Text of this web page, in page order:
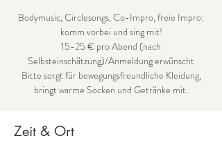
Bodymusic, Circlesongs, Co-Impro, freie Impro:
komm vorbei und sing mit!
15-25 € pro Abend (nach
Selbsteinschätzung)/Anmeldung erwünscht
Bitte sorgt für bewegungsfreundliche Kleidung,
bringt warme Socken und Getränke mit.
Zeit & Ort